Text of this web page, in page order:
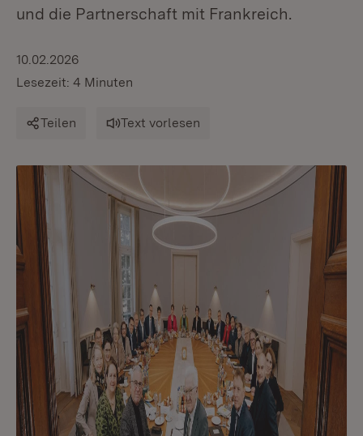
und die Partnerschaft mit Frankreich.
10.02.2026
Lesezeit: 4 Minuten
Teilen Text vorlesen